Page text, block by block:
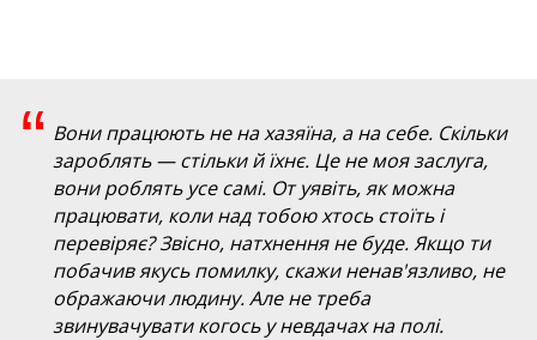
“ Вони працюють не на хазяїна, а на себе. Скільки
зароблять — стільки й їхнє. Це не моя заслуга,
вони роблять усе самі. От уявіть, як можна
працювати, коли над тобою хтось стоїть і
перевіряє? Звісно, натхнення не буде. Якщо ти
побачив якусь помилку, скажи ненав'язливо, не
ображаючи людину. Але не треба
звинувачувати когось у невдачах на полі.